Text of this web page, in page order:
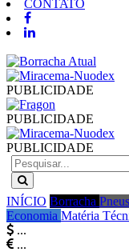
CONTATO
PUBLICIDADE
PUBLICIDADE
PUBLICIDADE
INÍCIO Borracha Pneus
Economia Matéria
...
...